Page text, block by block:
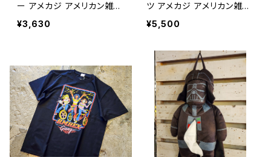
ー アメカジ アメリカン雑貨
/ FEATHER METAL KEYH
OLDER【E106】
¥3,630
ツ アメカジ アメリカン雑貨
/ STEVEN RHODES T SH
IRT【K243】
¥5,500